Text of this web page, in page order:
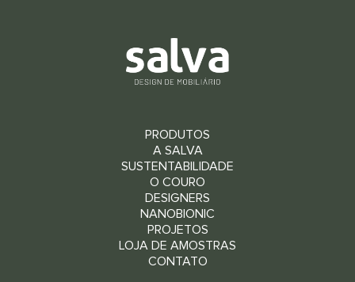
PRODUTOS
A SALVA
SUSTENTABILIDADE
O COURO
DESIGNERS
NANOBIONIC
PROJETOS
LOJA DE AMOSTRAS
CONTATO